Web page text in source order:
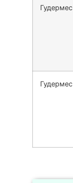
Гудермес
Гудермес